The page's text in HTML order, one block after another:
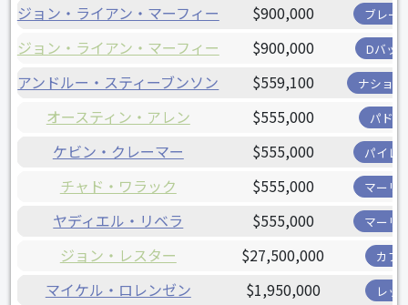
ジョン・ライアン・マーフィー $900,000 ブレー
ジョン・ライアン・マーフィー $900,000 Dバッ
アンドルー・スティーブンソン $559,100 ナショ
オースティン・アレン $555,000 パド
ケビン・クレーマー $555,000 パイレ
チャド・ワラック $555,000 マーリ
ヤディエル・リベラ $555,000 マーリ
ジョン・レスター $27,500,000 カブ
マイケル・ロレンゼン $1,950,000 レッ